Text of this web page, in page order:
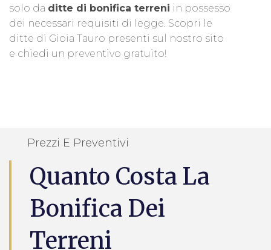
solo da ditte di bonifica terreni in possesso
dei necessari requisiti di legge. Scopri le
ditte di Gioia Tauro presenti sul nostro sito
e chiedi un preventivo gratuito!
Prezzi E Preventivi
Quanto Costa La
Bonifica Dei
Terreni